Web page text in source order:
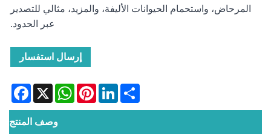
المرحاض، واستحمام الحيوانات الأليفة، والمزيد، مثالي للتصدير
عبر الحدود.
إرسال استفسار
X
WhatsAppPinterestLinkedInShare
وصف المنتج